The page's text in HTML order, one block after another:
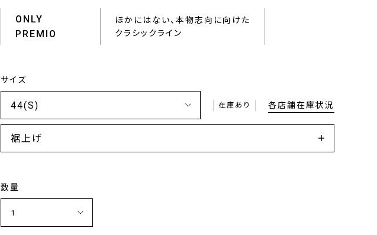
ONLY
PREMIO
ほかにはない、本物志向に向けた
クラシックライン
サイズ
在庫あり 各店舗在庫状況
裾上げ
数量